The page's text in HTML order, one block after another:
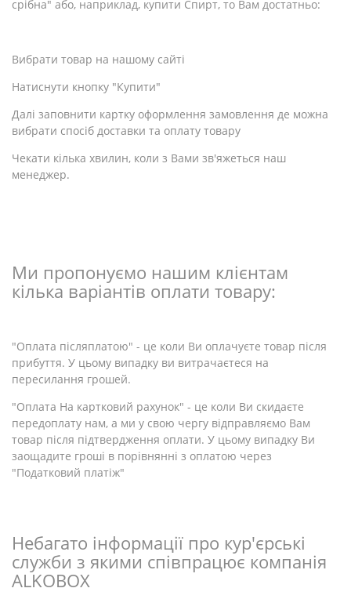
срібна" або, наприклад, купити Спирт, то Вам достатньо:
Вибрати товар на нашому сайті
Натиснути кнопку "Купити"
Далі заповнити картку оформлення замовлення де можна
вибрати спосіб доставки та оплату товару
Чекати кілька хвилин, коли з Вами зв'яжеться наш
менеджер.
Ми пропонуємо нашим клієнтам
кілька варіантів оплати товару:
"Оплата післяплатою" - це коли Ви оплачуєте товар після
прибуття. У цьому випадку ви витрачаєтеся на
пересилання грошей.
"Оплата На картковий рахунок" - це коли Ви скидаєте
передоплату нам, а ми у свою чергу відправляємо Вам
товар після підтвердження оплати. У цьому випадку Ви
заощадите гроші в порівнянні з оплатою через
"Податковий платіж"
Небагато інформації про кур'єрські
служби з якими співпрацює компанія
ALKOBOX